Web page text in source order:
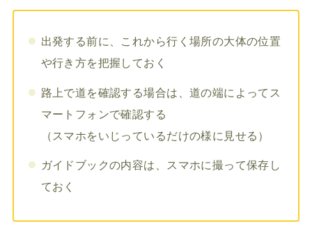
出発する前に、これから行く場所の大体の位置
や行き方を把握しておく
路上で道を確認する場合は、道の端によってス
マートフォンで確認する
（スマホをいじっているだけの様に見せる）
ガイドブックの内容は、スマホに撮って保存し
ておく